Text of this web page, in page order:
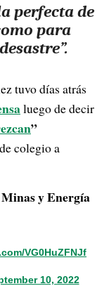
perfecta de
para
tuvo días atrás
luego de decir
”
colegio a
y Energía
VG0HuZFNJf
10, 2022